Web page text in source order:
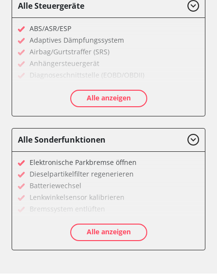
Alle Steuergeräte
ABS/ASR/ESP
Adaptives Dämpfungssystem
Airbag/Gurtstraffer (SRS)
Anhängersteuergerät
Diagnoseschnittstelle (EOBD/OBDII)
Elektronisches Wählhebel-Modul (EWM)
Fernlichtassistent
Getriebesteuerung
Heckklappe
Heizung/Klima
Hinteres Differential
Informationsanzeige
Klimaautomatik
Kombiinstrument
Alle anzeigen
Alle Sonderfunktionen
Elektronische Parkbremse öffnen
Dieselpartikelfilter regenerieren
Batteriewechsel
Lenkwinkelsensor kalibrieren
Bremssystem entlüften
AGR Ventil anlernen
Luftmassenmesser anlernen
Alle anzeigen